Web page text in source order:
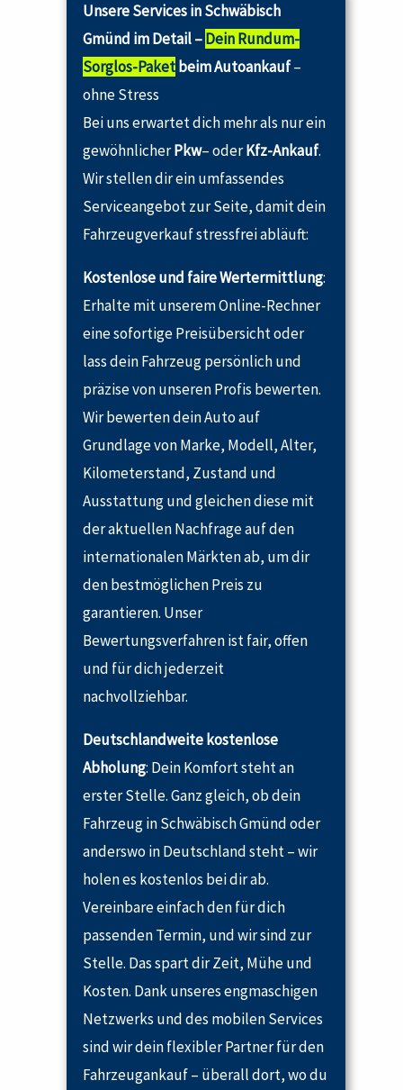
Unsere Services in Schwäbisch
Gmünd im Detail –Dein Rundum-
Sorglos-Paketbeim Autoankauf–
ohne Stress
Bei uns erwartet dich mehr als nur ein
gewöhnlicherPkw– oderKfz-Ankauf.
Wir stellen dir ein umfassendes
Serviceangebot zur Seite, damit dein
Fahrzeugverkauf stressfrei abläuft:
Kostenlose und faire Wertermittlung:
Erhalte mit unserem Online-Rechner
eine sofortige Preisübersicht oder
lass dein Fahrzeug persönlich und
präzise von unseren Profis bewerten.
Wir bewerten dein Auto auf
Grundlage von Marke, Modell, Alter,
Kilometerstand, Zustand und
Ausstattung und gleichen diese mit
der aktuellen Nachfrage auf den
internationalen Märkten ab, um dir
den bestmöglichen Preis zu
garantieren. Unser
Bewertungsverfahren ist fair, offen
und für dich jederzeit
nachvollziehbar.
Deutschlandweite kostenlose
Abholung: Dein Komfort steht an
erster Stelle. Ganz gleich, ob dein
Fahrzeug in Schwäbisch Gmünd oder
anderswo in Deutschland steht – wir
holen es kostenlos bei dir ab.
Vereinbare einfach den für dich
passenden Termin, und wir sind zur
Stelle. Das spart dir Zeit, Mühe und
Kosten. Dank unseres engmaschigen
Netzwerks und des mobilen Services
sind wir dein flexibler Partner für den
Fahrzeugankauf – überall dort, wo du